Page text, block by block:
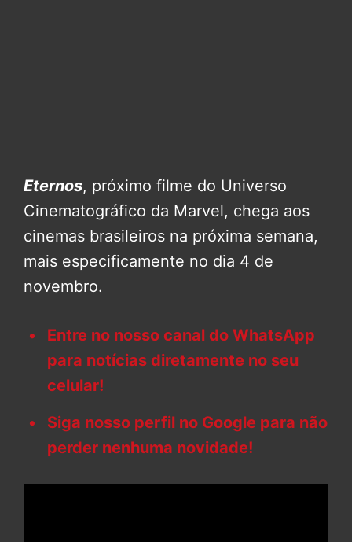
Eternos, próximo filme do Universo
Cinematográfico da Marvel, chega aos
cinemas brasileiros na próxima semana,
mais especificamente no dia 4 de
novembro.
Entre no nosso canal do WhatsApp
para notícias diretamente no seu
celular!
Siga nosso perfil no Google para não
perder nenhuma novidade!